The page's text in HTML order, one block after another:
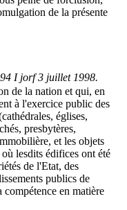
de la présente
I jorf 3 juillet 1998.
de la nation et qui, en
à l'exercice public des
églises,
presbytères,
et les objets
lesdits édifices ont été
de l'Etat, des
publics de
en matière